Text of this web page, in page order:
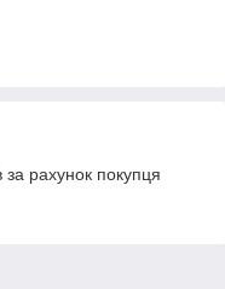
рахунок покупця